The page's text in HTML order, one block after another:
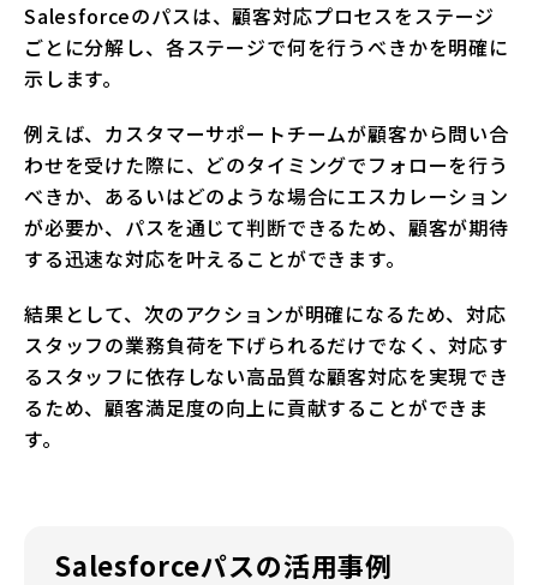
Salesforceのパスは、顧客対応プロセスをステージ
ごとに分解し、各ステージで何を行うべきかを明確に
示します。
例えば、カスタマーサポートチームが顧客から問い合
わせを受けた際に、どのタイミングでフォローを行う
べきか、あるいはどのような場合にエスカレーション
が必要か、パスを通じて判断できるため、顧客が期待
する迅速な対応を叶えることができます。
結果として、次のアクションが明確になるため、対応
スタッフの業務負荷を下げられるだけでなく、対応す
るスタッフに依存しない高品質な顧客対応を実現でき
るため、顧客満足度の向上に貢献することができま
す。
Salesforceパスの活用事例